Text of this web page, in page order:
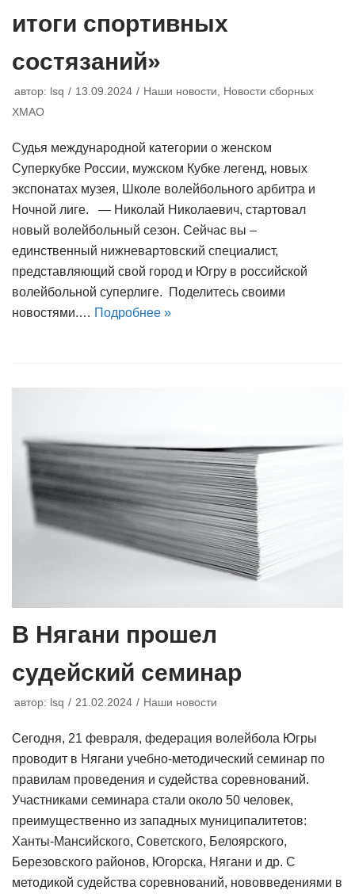
итоги спортивных
состязаний»
автор: lsq 13.09.2024 Наши новости
Новости сборных
ХМАО
Судья международной категории о женском
Суперкубке России, мужском Кубке легенд, новых
экспонатах музея, Школе волейбольного арбитра и
Ночной лиге. — Николай Николаевич, стартовал
новый волейбольный сезон. Сейчас вы –
единственный нижневартовский специалист,
представляющий свой город и Югру в российской
волейбольной суперлиге. Поделитесь своими
новостями.… Подробнее »
В Нягани прошел
судейский семинар
автор: lsq 21.02.2024 Наши новости
Сегодня, 21 февраля, федерация волейбола Югры
проводит в Нягани учебно-методический семинар по
правилам проведения и судейства соревнований.
Участниками семинара стали около 50 человек,
преимущественно из западных муниципалитетов:
Ханты-Мансийского, Советского, Белоярского,
Березовского районов, Югорска, Нягани и др. С
методикой судейства соревнований, нововведениями в